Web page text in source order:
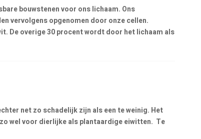
bouwstenen voor ons lichaam. Ons
vervolgens opgenomen door onze cellen.
De overige 30 procent wordt door het lichaam als
net zo schadelijk zijn als een te weinig. Het
wel voor dierlijke als plantaardige eiwitten. Te